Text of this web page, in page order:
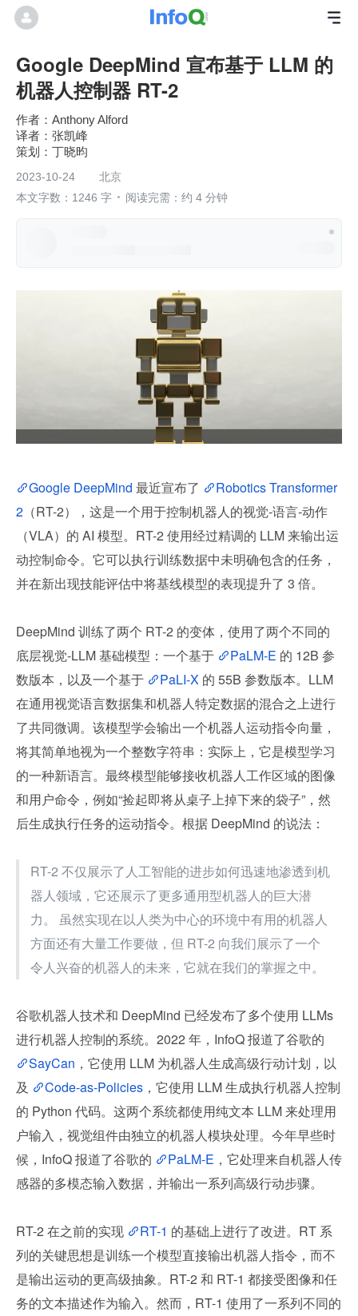
Google DeepMind 宣布基于 LLM 的
机器人控制器 RT-2
Anthony Alford
张凯峰
丁晓昀
2023-10-24
北京
本文字数：1246 字
阅读完需：约 4 分钟
Google DeepMind 最近宣布了
Robotics Transformer
2 （RT-2），这是一个用于控制机器人的视觉-语言-动作
（VLA）的 AI 模型。RT-2 使用经过精调的 LLM 来输出运
动控制命令。它可以执行训练数据中未明确包含的任务，
并在新出现技能评估中将基线模型的表现提升了 3 倍。
DeepMind 训练了两个 RT-2 的变体，使用了两个不同的
底层视觉-LLM 基础模型：一个基于
PaLM-E 的 12B 参
数版本，以及一个基于
PaLI-X 的 55B 参数版本。LLM
在通用视觉语言数据集和机器人特定数据的混合之上进行
了共同微调。该模型学会输出一个机器人运动指令向量，
将其简单地视为一个整数字符串：实际上，它是模型学习
的一种新语言。最终模型能够接收机器人工作区域的图像
和用户命令，例如“捡起即将从桌子上掉下来的袋子”，然
后生成执行任务的运动指令。根据 DeepMind 的说法：
RT-2 不仅展示了人工智能的进步如何迅速地渗透到机
器人领域，它还展示了更多通用型机器人的巨大潜
力。 虽然实现在以人类为中心的环境中有用的机器人
方面还有大量工作要做，但 RT-2 向我们展示了一个
令人兴奋的机器人的未来，它就在我们的掌握之中。
谷歌机器人技术和 DeepMind 已经发布了多个使用 LLMs
SayCan ，它使用 LLM 为机器人生成高级行动计划，以
及
Code-as-Policies ，它使用 LLM 生成执行机器人控制
的 Python 代码。这两个系统都使用纯文本 LLM 来处理用
户输入，视觉组件由独立的机器人模块处理。今年早些时
候，InfoQ 报道了谷歌的
PaLM-E ，它处理来自机器人传
感器的多模态输入数据，并输出一系列高级行动步骤。
RT-2 在之前的实现 RT-1 的基础上进行了改进。RT 系
列的关键思想是训练一个模型直接输出机器人指令，而不
是输出运动的更高级抽象。RT-2 和 RT-1 都接受图像和任
务的文本描述作为输入。然而，RT-1 使用了一系列不同的